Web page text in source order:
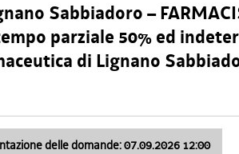
Sabbiadoro –
parziale 50% ed
di Lignano
delle domande: 07.09.2026 12:00